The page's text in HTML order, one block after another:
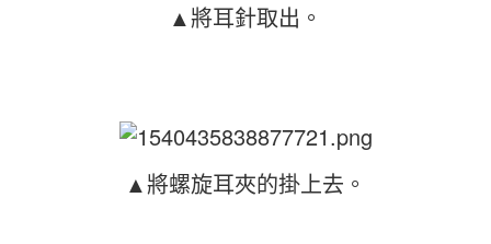
▲將耳針取出。
▲將螺旋耳夾的掛上去。